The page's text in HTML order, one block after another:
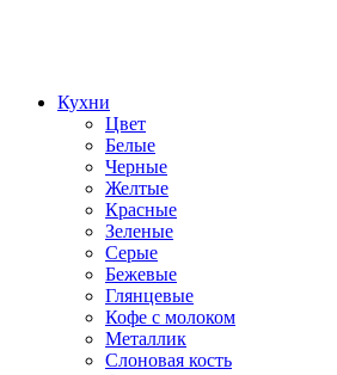
Кухни
Цвет
Белые
Черные
Желтые
Красные
Зеленые
Серые
Бежевые
Глянцевые
Кофе с молоком
Металлик
Слоновая кость